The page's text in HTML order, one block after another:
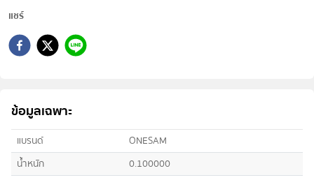
แชร์
ข้อมูลเฉพาะ
แบรนด์
ONESAM
น้ำหนัก
0.100000